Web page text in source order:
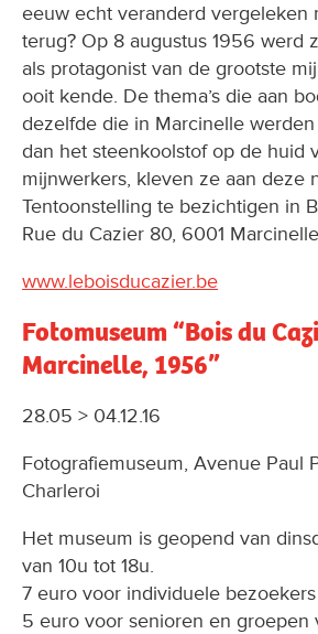
eeuw echt veranderd vergeleken
terug? Op 8 augustus 1956 werd
als protagonist van de grootste
ooit kende. De thema’s die aan
dezelfde die in Marcinelle
dan het steenkoolstof op de huid
mijnwerkers, kleven ze aan deze
Tentoonstelling te bezichtigen in
Rue du Cazier 80, 6001 Marcinelle
www.leboisducazier.be
Fotomuseum “Bois du
Marcinelle, 1956”
28.05 > 04.12.16
Fotografiemuseum, Avenue Paul
Charleroi
Het museum is geopend van
van 10u tot 18u.
7 euro voor individuele bezoekers
5 euro voor senioren en groepen